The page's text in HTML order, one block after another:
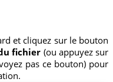
et cliquez sur le bouton
fichier (ou appuyez sur
pas ce bouton) pour